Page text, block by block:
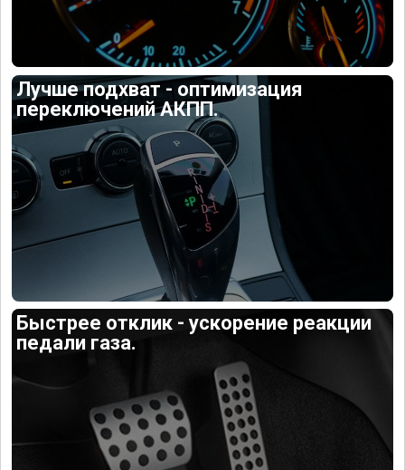
Лучше подхват - оптимизация
переключений АКПП.
Быстрее отклик - ускорение реакции
педали газа.